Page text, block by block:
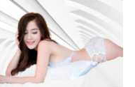
sử dụngtiếp theo
vật
, không xịt